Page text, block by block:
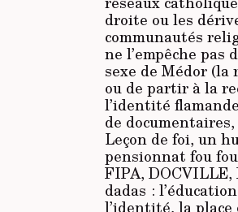
droite ou les
communautés
ne l’empêche pas
sexe de Médor
ou de partir à la
l’identité
de
Leçon de foi, un
pensionnat fou
FIPA, DOCVILLE,
dadas :
l’identité, la place